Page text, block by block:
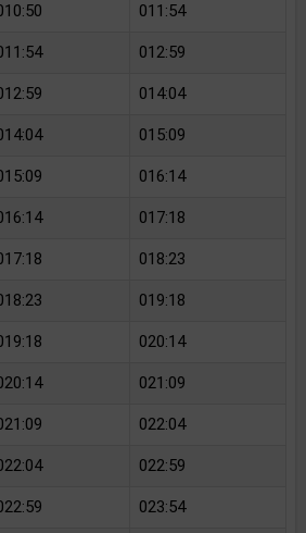
011:54
012:59
014:04
015:09
016:14
017:18
018:23
019:18
020:14
021:09
022:04
022:59
023:54